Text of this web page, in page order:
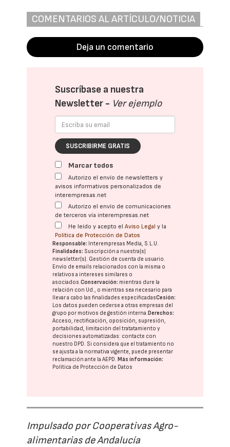
COMENTARIOS AL ARTÍCULO/NOTICIA
Deja un comentario
Suscríbase a nuestra
Newsletter - Ver ejemplo
SUSCRIBIRME GRATIS
Marcar todos
Autorizo el envío de newsletters y
avisos informativos personalizados de
interempresas.net
Autorizo el envío de comunicaciones
de terceros vía interempresas.net
He leído y acepto elAviso Legal y la
Política de Protección de Datos
Responsable: Interempresas Media, S.L.U.
Finalidades: Suscripción a nuestra(s)
newsletter(s). Gestión de cuenta de usuario.
Envío de emails relacionados con la misma o
relativos a intereses similares o
asociados.Conservación: mientras dure la
relación con Ud., o mientras sea necesario para
llevar a cabo las finalidades especificadasCesión:
Los datos pueden cederse a otras empresas del
grupo por motivos de gestión interna.Derechos:
Acceso, rectificación, oposición, supresión,
portabilidad, limitación del tratatamiento y
decisiones automatizadas: contacte con
nuestro DPD. Si considera que el tratamiento no
se ajusta a la normativa vigente, puede presentar
reclamación ante laAEPD.Más información:
Política de Protección de Datos
Impulsado por Cooperativas Agro-
alimentarias de Andalucía